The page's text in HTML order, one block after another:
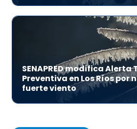
SENAPRED modifica Alerta
Preventiva en Los Ríos por
fuerte viento